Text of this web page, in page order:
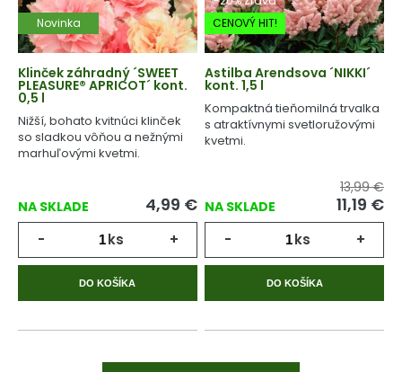
Novinka
Klinček záhradný ´SWEET
PLEASURE® APRICOT´ kont.
0,5 l
Nižší, bohato kvitnúci klinček
so sladkou vôňou a nežnými
marhuľovými kvetmi.
NA SKLADE 4,99 €
- ks +
DO KOŠÍKA
CENOVÝ HIT!
Astilba Arendsova ´NIKKI´
kont. 1,5 l
Kompaktná tieňomilná trvalka
s atraktívnymi svetloružovými
kvetmi.
NA SKLADE
13,99 €
11,19 €
- ks +
DO KOŠÍKA